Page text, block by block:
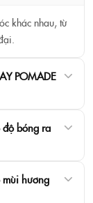
đại.
hương gỗ
khác nhau, từ
POMADE
độ bóng ra
mùi hương